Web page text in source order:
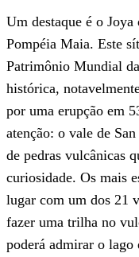
Um destaque é o
Pompéia Maia. Este
Patrimônio Mundial
histórica,
por uma erupção em
atenção: o vale de
de pedras vulcânicas
curiosidade. Os mais
lugar com um dos 21
fazer uma trilha no
poderá admirar o lago